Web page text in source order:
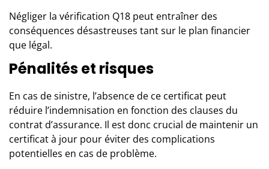
Négliger la vérification Q18 peut entraîner des
conséquences désastreuses tant sur le plan financier
que légal.
Pénalités et risques
En cas de sinistre, l’absence de ce certificat peut
réduire l’indemnisation en fonction des clauses du
contrat d’assurance. Il est donc crucial de maintenir un
certificat à jour pour éviter des complications
potentielles en cas de problème.